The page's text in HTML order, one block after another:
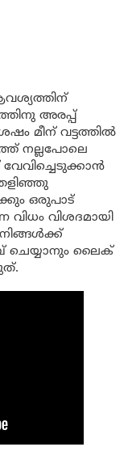
അരപ്പ്
മീന് വട്ടത്തിൽ
നല്ലപോലെ
ഒരുപാട്
വിശദമായി
ലൈക്